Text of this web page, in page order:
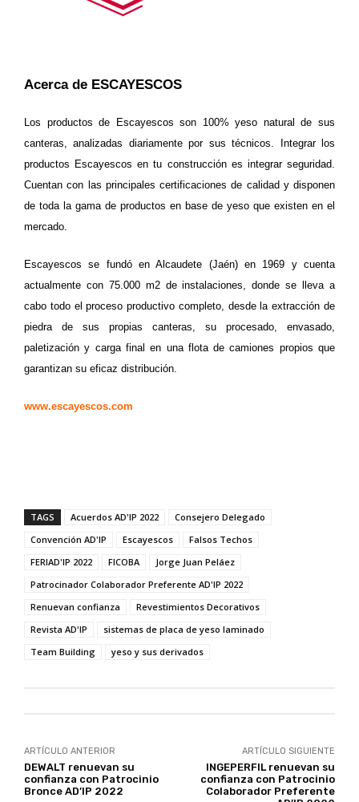
Acerca de ESCAYESCOS
Los productos de Escayescos son 100% yeso natural de sus
canteras, analizadas diariamente por sus técnicos. Integrar los
productos Escayescos en tu construcción es integrar seguridad.
Cuentan con las principales certificaciones de calidad y disponen
de toda la gama de productos en base de yeso que existen en el
mercado.
Escayescos se fundó en Alcaudete (Jaén) en 1969 y cuenta
actualmente con 75.000 m2 de instalaciones, donde se lleva a
cabo todo el proceso productivo completo, desde la extracción de
piedra de sus propias canteras, su procesado, envasado,
paletización y carga final en una flota de camiones propios que
garantizan su eficaz distribución.
www.escayescos.com
TAGS Acuerdos AD'IP 2022
Consejero Delegado
Convención AD'IP
Escayescos
Falsos Techos
FERIAD'IP 2022
FICOBA
Jorge Juan Peláez
Patrocinador Colaborador Preferente AD'IP 2022
Renuevan confianza
Revestimientos Decorativos
Revista AD'IP
sistemas de placa de yeso laminado
Team Building
yeso y sus derivados
ARTÍCULO ANTERIOR
DEWALT renuevan su
confianza con Patrocinio
Bronce AD’IP 2022
ARTÍCULO SIGUIENTE
INGEPERFIL renuevan su
confianza con Patrocinio
Colaborador Preferente